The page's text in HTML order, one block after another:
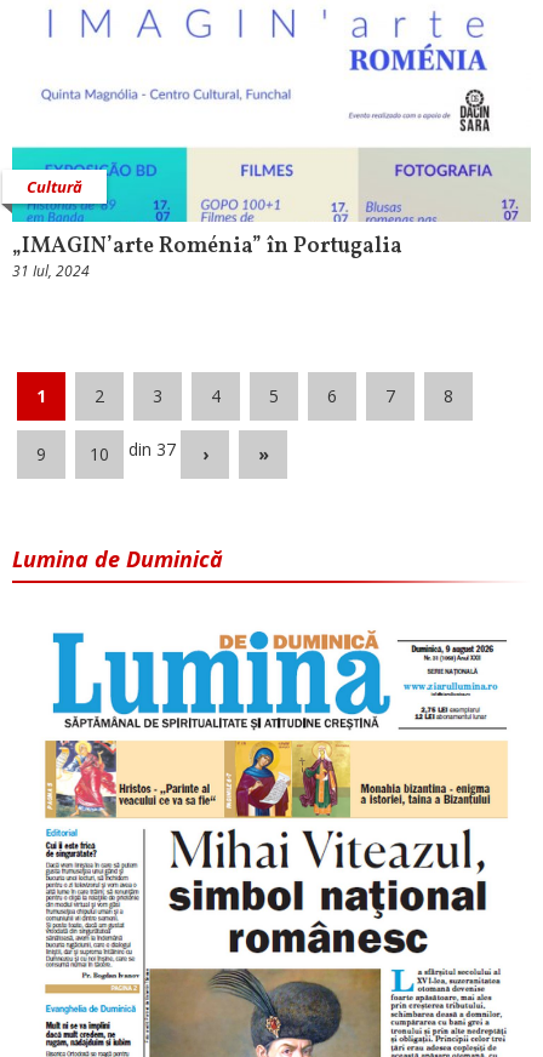
Cultură
„IMAGIN’arte Roménia” în Portugalia
31 Iul, 2024
1 2 3 4 5 6 7 8
9 10 din 37 › »
Lumina de Duminică